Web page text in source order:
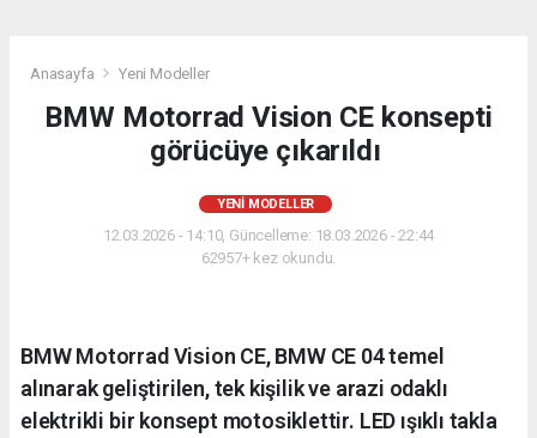
Anasayfa Yeni Modeller
BMW Motorrad Vision CE konsepti
görücüye çıkarıldı
YENI MODELLER
12.03.2026 - 14:10, Güncelleme: 18.03.2026 - 22:44
62957+ kez okundu.
BMW Motorrad Vision CE, BMW CE 04 temel
alınarak geliştirilen, tek kişilik ve arazi odaklı
elektrikli bir konsept motosiklettir. LED ışıklı takla